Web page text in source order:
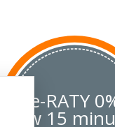
e-RATY
w 15